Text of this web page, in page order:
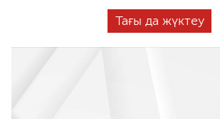
Тағы да жүктеу